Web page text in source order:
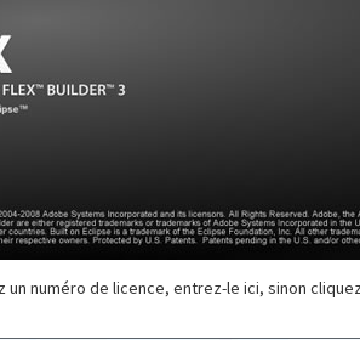
un numéro de licence, entrez-le ici, sinon